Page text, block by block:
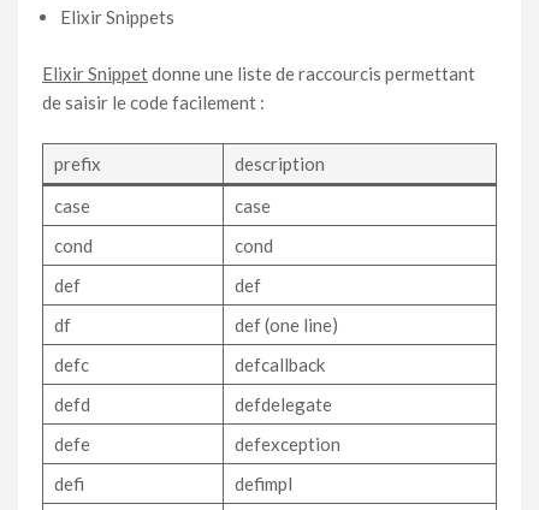
Elixir Snippets
Elixir Snippetdonne une liste de raccourcis permettant
de saisir le code facilement :
prefix
description
case
case
cond
cond
def
def
df
def (one line)
defc
defcallback
defd
defdelegate
defe
defexception
defi
defimpl